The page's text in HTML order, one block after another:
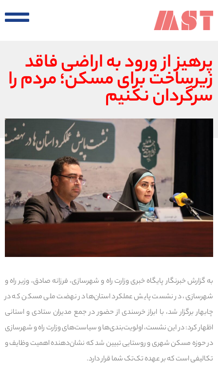
پرهیز از ورود به اراضی فاقد
زیرساخت برای مسکن؛ مردم را
سرگردان نکنیم
به گزارش خبرنگار پایگاه خبری وزارت راه و شهرسازی، فرزانه صادق، وزیر راه و
شهرسازی، در نشست پایش عملکرد استان‌ها در نهضت ملی مسکن که در
چابهار برگزار شد، با ابراز خرسندی از حضور در جمع مدیران ستادی و استانی
اظهار کرد: در این نشست، اولویت‌بندی‌ها و سیاست‌های وزارت راه و شهرسازی
در حوزه مسکن شهری و روستایی تبیین شد که نشان‌دهنده اهمیت وظایف و
تکالیفی است که بر عهده تک‌تک شما قرار دارد.